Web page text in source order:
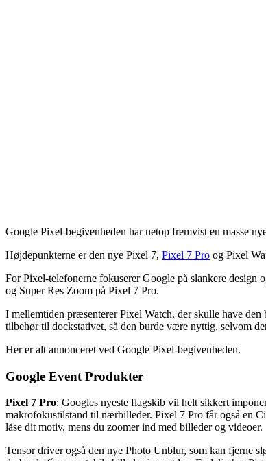
Google Pixel-begivenheden har netop fremvist en masse
Højdepunkterne er den nye Pixel 7, Pixel 7 Pro og Pixel
For Pixel-telefonerne fokuserer Google på slankere design
og Super Res Zoom på Pixel 7 Pro.
I mellemtiden præsenterer Pixel Watch, der skulle have
tilbehør til dockstativet, så den burde være nyttig, selvom
Her er alt annonceret ved Google Pixel-begivenheden.
Google Event Produkter
Pixel 7 Pro: Googles nyeste flagskib vil helt sikkert
makrofokustilstand til nærbilleder. Pixel 7 Pro får også en
låse dit motiv, mens du zoomer ind med billeder og videoer.
Tensor driver også den nye Photo Unblur, som kan fjerne